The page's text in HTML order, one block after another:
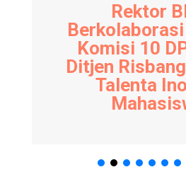
Rektor
Komisi 10
Ditjen
Talenta